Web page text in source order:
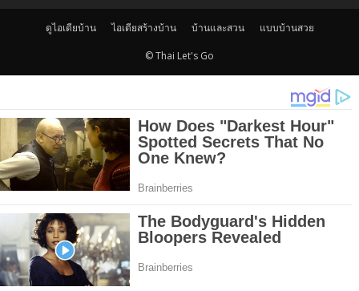
ดูไอเดียบ้าน ไอเดียสร้างบ้าน บ้านและสวน แบบบ้านสวย
© Thai Let's Go